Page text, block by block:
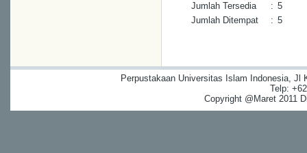
Jumlah Tersedia
: 5
Jumlah Ditempat
: 5
Perpustakaan Universitas Islam Indonesia, Jl
Telp:
Copyright @Maret 2011